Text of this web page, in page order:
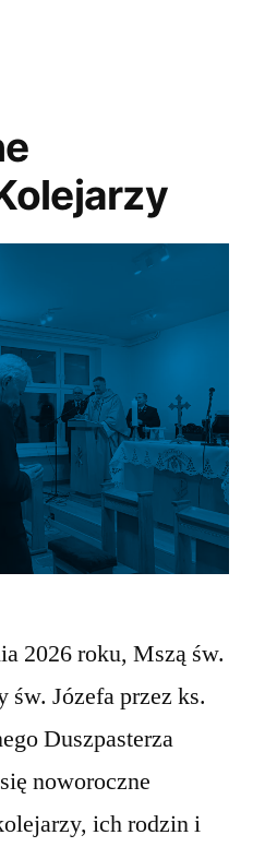
2026 roku, Mszą św.
św. Józefa przez ks.
Duszpasterza
noworoczne
ich rodzin i